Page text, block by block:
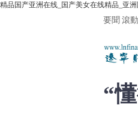
精品国产亚洲在线_国产美女在线精品_亚
要聞 滾
“